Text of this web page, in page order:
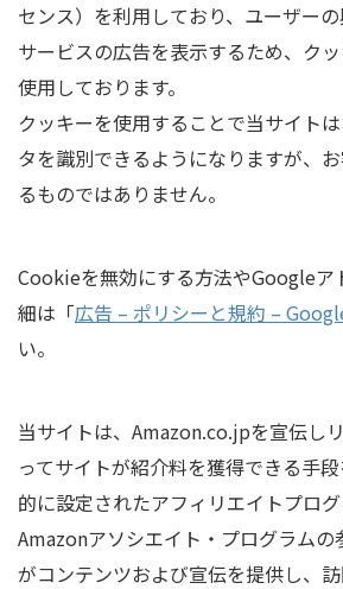
センス）を利用しており、ユーザー
サービスの広告を表示するため、ク
使用しております。
クッキーを使用することで当サイト
タを識別できるようになりますが、
るものではありません。
Cookieを無効にする方法やGoogleア
細は「広告 – ポリシーと規約 –
い。
当サイトは、Amazon.co.jpを宣伝し
ってサイトが紹介料を獲得できる手
的に設定されたアフィリエイトプログ
Amazonアソシエイト・プログラムの
がコンテンツおよび宣伝を提供し、